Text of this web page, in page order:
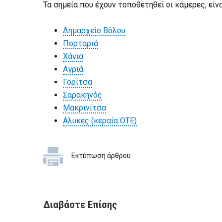
Τα σημεία που έχουν τοποθετηθεί οι κάμερες,
Δημαρχείο Βόλου
Πορταριά
Χάνια
Αγριά
Γορίτσα
Σαρακηνός
Μακρινίτσα
Αλυκές (κεραία ΟΤΕ)
Εκτύπωση άρθρου
Διαβάστε Επίσης